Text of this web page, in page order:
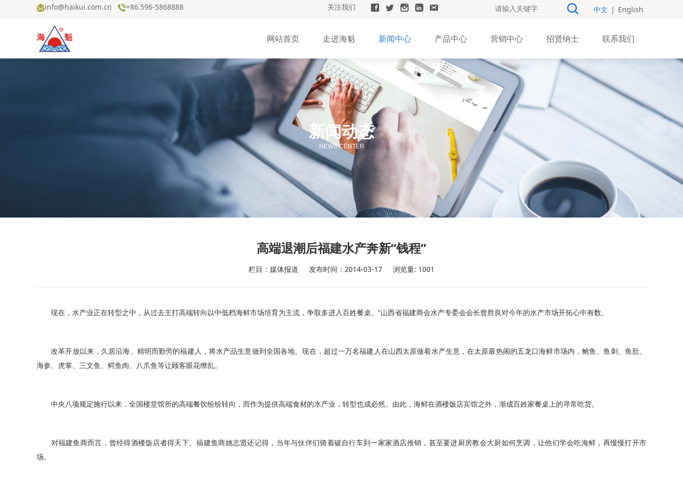
info@haikui.com.cn +86.596-5868888 关注我们 中文 | English
网站首页 走进海魁 新闻中心 产品中心 营销中心 招贤纳士 联系我们
新闻动态
NEWS CENTER
高端退潮后福建水产奔新“钱程”
栏目：媒体报道 发布时间：2014-03-17 浏览量: 1001
现在，水产业正在转型之中，从过去主打高端转向以中低档海鲜市场培育为主流，争取多进入百姓餐桌。”山西省福建商会水产专委会会长曾胜良对今年的水产市场开拓心中有数。
改革开放以来，久居沿海、精明而勤劳的福建人，将水产品生意做到全国各地。现在，超过一万名福建人在山西太原做着水产生意，在太原最热闹的五龙口海鲜市场内，鲍鱼、鱼刺、鱼肚、
海参、虎掌、三文鱼、鳄鱼肉、八爪鱼等让顾客眼花缭乱。
中央八项规定施行以来，全国楼堂馆所的高端餐饮纷纷转向，而作为提供高端食材的水产业，转型也成必然。由此，海鲜在酒楼饭店宾馆之外，渐成百姓家餐桌上的寻常吃货。
对福建鱼商而言，曾经得酒楼饭店者得天下。福建鱼商姚志贤还记得，当年与伙伴们骑着破自行车到一家家酒店推销，甚至要进厨房教会大厨如何烹调，让他们学会吃海鲜，再慢慢打开市
场。